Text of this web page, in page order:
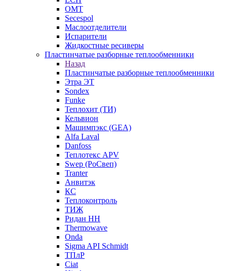
OMT
Secespol
Маслоотделители
Испарители
Жидкостные ресиверы
Пластинчатые разборные теплообменники
Назад
Пластинчатые разборные теплообменники
Этра ЭТ
Sondex
Funke
Теплохит (ТИ)
Кельвион
Машимпэкс (GEA)
Alfa Laval
Danfoss
Теплотекс APV
Swep (РоСвеп)
Tranter
Анвитэк
КС
Теплоконтроль
ТИЖ
Ридан НН
Thermowave
Onda
Sigma API Schmidt
ТПлР
Ciat